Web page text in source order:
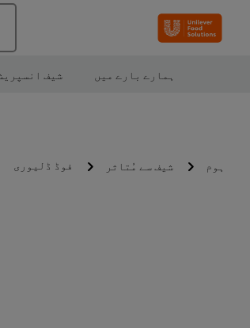
ہمارے بارے میں شیف
ہوم شیف سے مُتاثر فوڈ ڈلیوری